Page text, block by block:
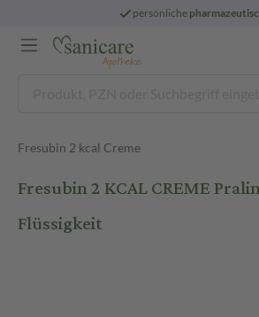
persönlichepharmazeutische
Fresubin 2 kcal Creme
Fresubin 2 KCAL CREME
Flüssigkeit